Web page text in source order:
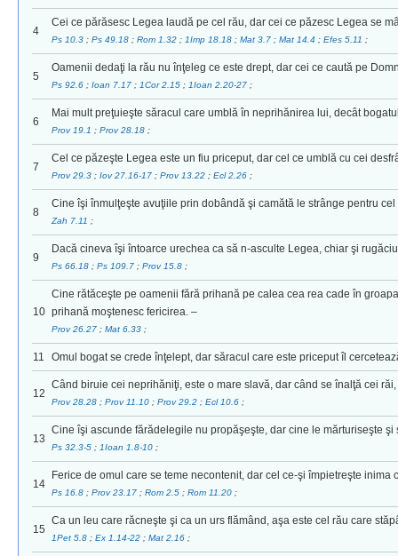
4
Cei ce părăsesc Legea laudă pe cel rău, dar cei ce păzesc Legea se
Ps 10.3 ; Ps 49.18 ; Rom 1.32 ; 1Imp 18.18 ; Mat 3.7 ; Mat 14.4 ; Efes 5.11 ;
5
Oamenii dedaţi la rău nu înţeleg ce este drept, dar cei ce caută pe
Ps 92.6 ; Ioan 7.17 ; 1Cor 2.15 ; 1Ioan 2.20-27 ;
6
Mai mult preţuieşte săracul care umblă în neprihănirea lui, decât
Prov 19.1 ; Prov 28.18 ;
7
Cel ce păzeşte Legea este un fiu priceput, dar cel ce umblă cu cei
Prov 29.3 ; Iov 27.16-17 ; Prov 13.22 ; Ecl 2.26 ;
8
Cine îşi înmulţeşte avuţiile prin dobândă şi camătă le strânge pentru
Zah 7.11 ;
9
Dacă cineva îşi întoarce urechea ca să n-asculte Legea, chiar şi
Ps 66.18 ; Ps 109.7 ; Prov 15.8 ;
10
Cine rătăceşte pe oamenii fără prihană pe calea cea rea cade în
prihană moştenesc fericirea. –
Prov 26.27 ; Mat 6.33 ;
11 Omul bogat se crede înţelept, dar săracul care este priceput îl
12
Când biruie cei neprihăniţi, este o mare slavă, dar când se înalţă cei
Prov 28.28 ; Prov 11.10 ; Prov 29.2 ; Ecl 10.6 ;
13
Cine îşi ascunde fărădelegile nu propăşeşte, dar cine le mărturiseşte
Ps 32.3-5 ; 1Ioan 1.8-10 ;
14
Ferice de omul care se teme necontenit, dar cel ce-şi împietreşte inima
Ps 16.8 ; Prov 23.17 ; Rom 2.5 ; Rom 11.20 ;
15
Ca un leu care răcneşte şi ca un urs flămând, aşa este cel rău care
1Pet 5.8 ; Ex 1.14-22 ; Mat 2.16 ;